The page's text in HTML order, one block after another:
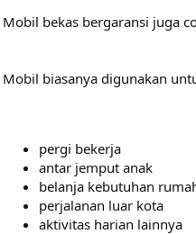
Mobil bekas bergaransi juga
Mobil biasanya digunakan
pergi bekerja
antar jemput anak
belanja kebutuhan
perjalanan luar kota
aktivitas harian lainnya